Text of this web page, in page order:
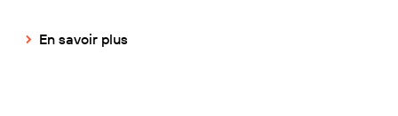
En savoir plus